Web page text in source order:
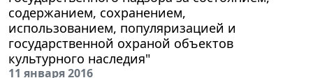
содержанием, сохранением,
использованием, популяризацией и
государственной охраной объектов
культурного наследия"
11 января 2016